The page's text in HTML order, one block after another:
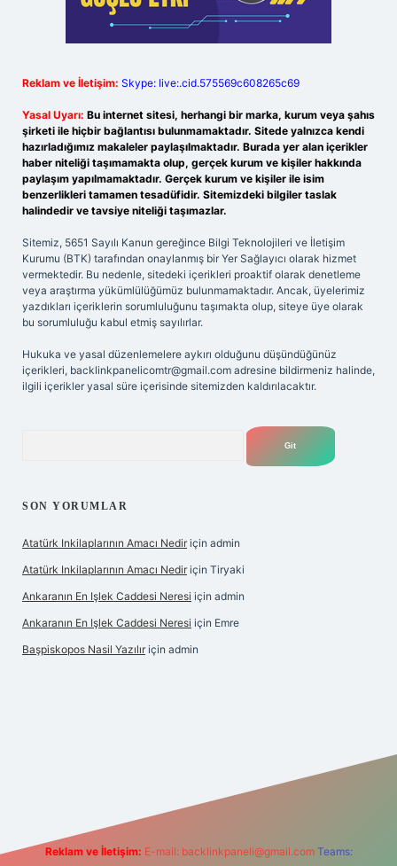
Reklam ve İletişim: Skype: live:.cid.575569c608265c69
Yasal Uyarı: Bu internet sitesi, herhangi bir marka, kurum veya şahıs
şirketi ile hiçbir bağlantısı bulunmamaktadır. Sitede yalnızca kendi
hazırladığımız makaleler paylaşılmaktadır. Burada yer alan içerikler
haber niteliği taşımamakta olup, gerçek kurum ve kişiler hakkında
paylaşım yapılmamaktadır. Gerçek kurum ve kişiler ile isim
benzerlikleri tamamen tesadüfidir. Sitemizdeki bilgiler taslak
halindedir ve tavsiye niteliği taşımazlar.
Sitemiz, 5651 Sayılı Kanun gereğince Bilgi Teknolojileri ve İletişim
Kurumu (BTK) tarafından onaylanmış bir Yer Sağlayıcı olarak hizmet
vermektedir. Bu nedenle, sitedeki içerikleri proaktif olarak denetleme
veya araştırma yükümlülüğümüz bulunmamaktadır. Ancak, üyelerimiz
yazdıkları içeriklerin sorumluluğunu taşımakta olup, siteye üye olarak
bu sorumluluğu kabul etmiş sayılırlar.
Hukuka ve yasal düzenlemelere aykırı olduğunu düşündüğünüz
içerikleri, backlinkpanelicomtr@gmail.com adresine bildirmeniz halinde,
ilgili içerikler yasal süre içerisinde sitemizden kaldırılacaktır.
SON YORUMLAR
Atatürk Inkilaplarının Amacı Nedir için admin
Atatürk Inkilaplarının Amacı Nedir için Tiryaki
Ankaranın En Işlek Caddesi Neresi için admin
Ankaranın En Işlek Caddesi Neresi için Emre
Başpiskopos Nasil Yazılır için admin
Reklam ve İletişim: E-mail: backlinkpaneli@gmail.com Teams: